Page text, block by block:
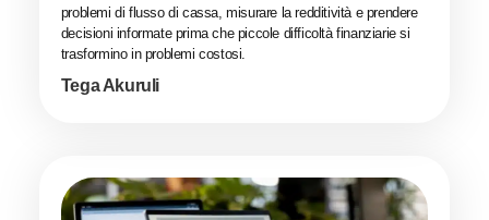
problemi di flusso di cassa, misurare la redditività e prendere
decisioni informate prima che piccole difficoltà finanziarie si
trasformino in problemi costosi.
Tega Akuruli